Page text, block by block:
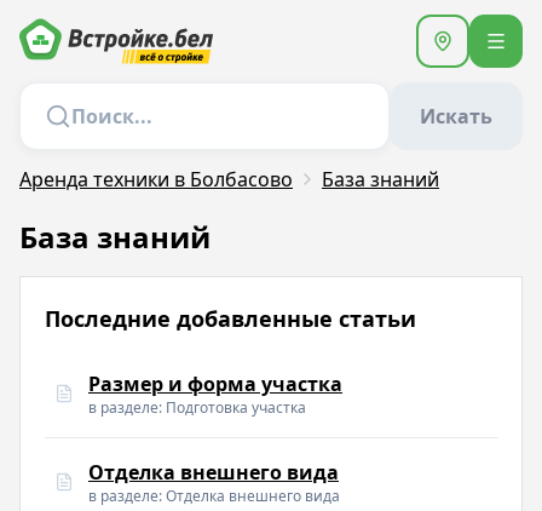
Искать
Аренда техники в Болбасово База знаний
База знаний
Последние добавленные статьи
Размер и форма участка
в разделе: Подготовка участка
Отделка внешнего вида
в разделе: Отделка внешнего вида